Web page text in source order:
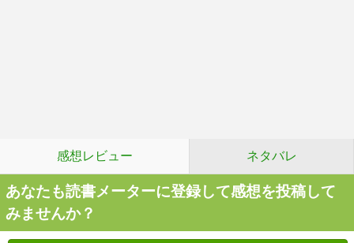
感想レビュー ネタバレ
あなたも読書メーターに登録して感想を投稿して
みませんか？